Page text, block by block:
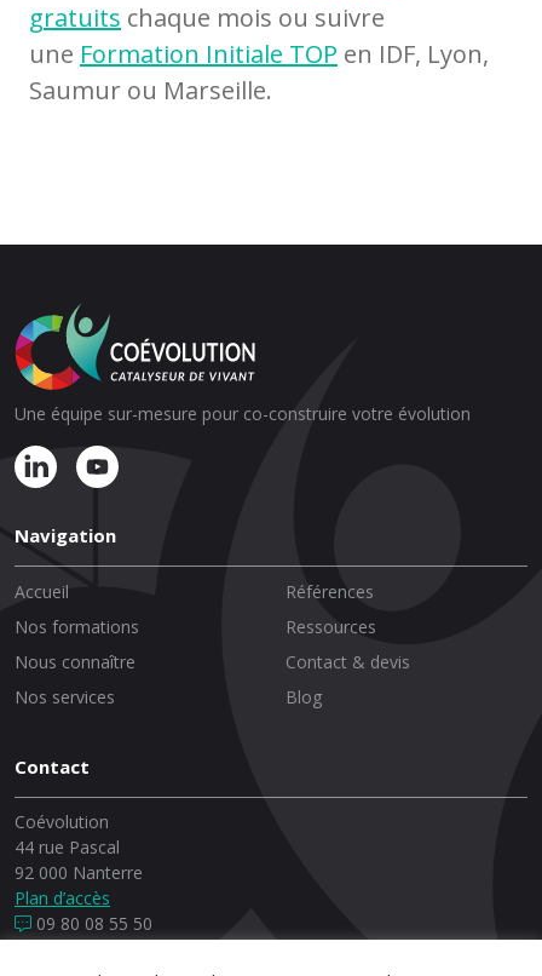
gratuits chaque mois ou suivre
une Formation Initiale TOP en IDF, Lyon,
Saumur ou Marseille.
Une équipe sur-mesure pour co-construire votre évolution
Navigation
Accueil
Nos formations
Nous connaître
Nos services
Références
Ressources
Contact & devis
Blog
Contact
Coévolution
44 rue Pascal
92 000 Nanterre
Plan d’accès
09 80 08 55 50